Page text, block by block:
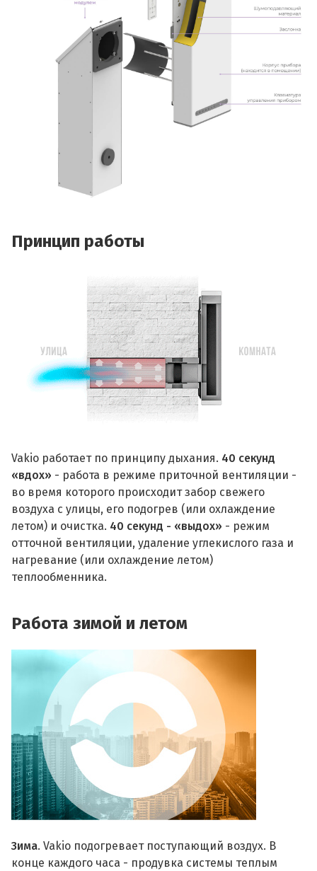
Принцип работы
Vakio работает по принципу дыхания. 40 секунд
«вдох» - работа в режиме приточной вентиляции -
во время которого происходит забор свежего
воздуха с улицы, его подогрев (или охлаждение
летом) и очистка. 40 секунд - «выдох» - режим
отточной вентиляции, удаление углекислого газа и
нагревание (или охлаждение летом)
теплообменника.
Работа зимой и летом
Зима. Vakio подогревает поступающий воздух. В
конце каждого часа - продувка системы теплым